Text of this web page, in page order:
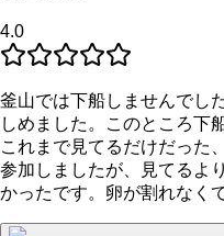
4.0
釜山では下船しませんでし
しめました。このところ下
これまで見てるだけだった
参加しましたが、見てるよ
かったです。卵が割れなく